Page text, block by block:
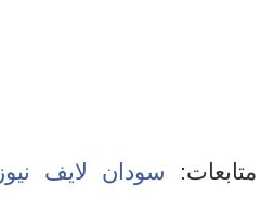
متابعات: سودان لايف نيوز